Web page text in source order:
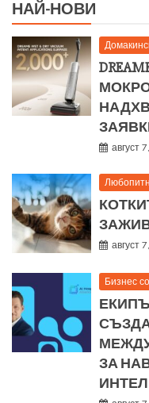
НАЙ-НОВИ
август
август
Бизнес
ЗА